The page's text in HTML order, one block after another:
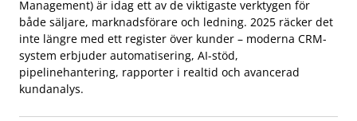
Management) är idag ett av de viktigaste verktygen för
både säljare, marknadsförare och ledning. 2025 räcker det
inte längre med ett register över kunder – moderna CRM-
system erbjuder automatisering, AI-stöd,
pipelinehantering, rapporter i realtid och avancerad
kundanalys.